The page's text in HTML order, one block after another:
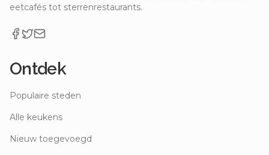
eetcafés tot sterrenrestaurants.
Ontdek
Populaire steden
Alle keukens
Nieuw toegevoegd